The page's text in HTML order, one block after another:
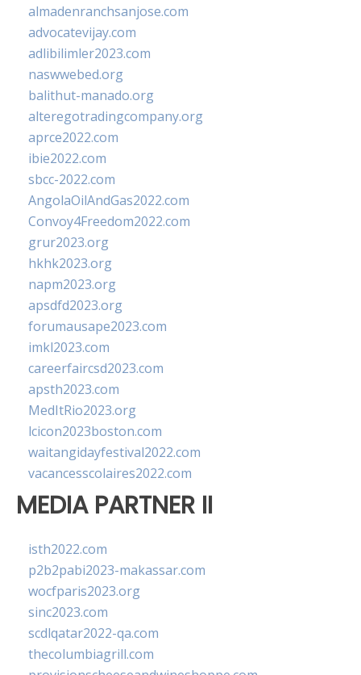
almadenranchsanjose.com
advocatevijay.com
adlibilimler2023.com
naswwebed.org
balithut-manado.org
alteregotradingcompany.org
aprce2022.com
ibie2022.com
sbcc-2022.com
AngolaOilAndGas2022.com
Convoy4Freedom2022.com
grur2023.org
hkhk2023.org
napm2023.org
apsdfd2023.org
forumausape2023.com
imkl2023.com
careerfaircsd2023.com
apsth2023.com
MedItRio2023.org
lcicon2023boston.com
waitangidayfestival2022.com
vacancesscolaires2022.com
MEDIA PARTNER II
isth2022.com
p2b2pabi2023-makassar.com
wocfparis2023.org
sinc2023.com
scdlqatar2022-qa.com
thecolumbiagrill.com